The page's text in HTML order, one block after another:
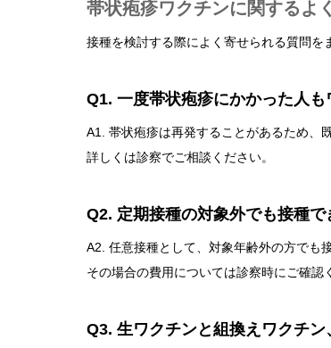
帯状疱疹ワクチンに関するよ
接種を検討する際によく寄せられる質問を
Q1. 一度帯状疱疹にかかった人
A1. 帯状疱疹は再発することがあるため、
詳しくは診察でご相談ください。
Q2. 定期接種の対象外でも接種で
A2. 任意接種として、対象年齢外の方でも
その場合の費用については診察時にご確認
Q3. 生ワクチンと組換えワクチ